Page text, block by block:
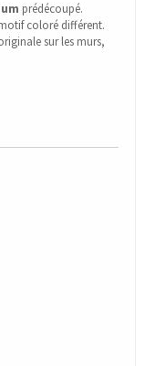
prédécoupé.
coloré différent.
sur les murs,